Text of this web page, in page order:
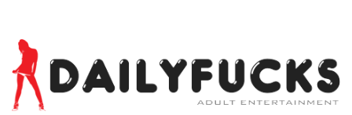
content